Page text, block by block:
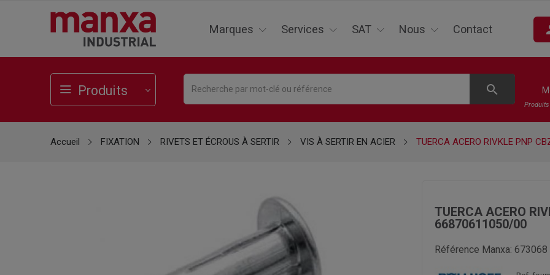
Marques Services SAT Nous Contact
Produits search
Accueil FIXATION RIVETS ET ÉCROUS À SERTIR VIS À SERTIR EN ACIER TUERCA ACERO RIVKLE PNP
TUERCA ACERO
66870611050/00
Référence Manxa: 673068